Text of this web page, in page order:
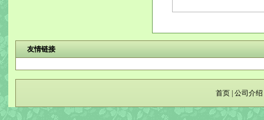
友情链接
首页 公司介绍